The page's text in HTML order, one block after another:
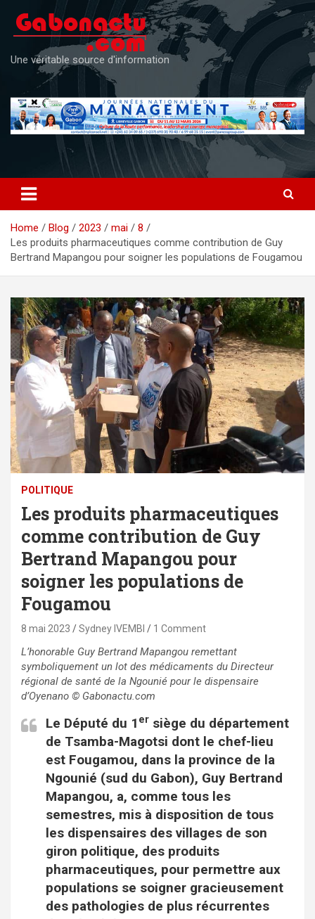
content
Une véritable source d'information
Home Blog 2023 mai
8
Les produits pharmaceutiques comme contribution de Guy
Bertrand Mapangou pour soigner les populations de Fougamou
POLITIQUE
Les produits pharmaceutiques
comme contribution de Guy
Bertrand Mapangou pour
soigner les populations de
Fougamou
8 mai 2023 Sydney IVEMBI 1 Comment
L’honorable Guy Bertrand Mapangou remettant
symboliquement un lot des médicaments du Directeur
régional de santé de la Ngounié pour le dispensaire
d’Oyenano © Gabonactu.com
Le Député du 1 er siège du département
de Tsamba-Magotsi dont le chef-lieu
est Fougamou, dans la province de la
Ngounié (sud du Gabon), Guy Bertrand
Mapangou, a, comme tous les
semestres, mis à disposition de tous
les dispensaires des villages de son
giron politique, des produits
pharmaceutiques, pour permettre aux
populations se soigner gracieusement
des pathologies de plus récurrentes